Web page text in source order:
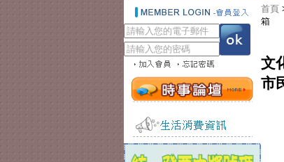
首頁
箱
文
市